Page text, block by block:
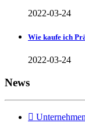
2022-03-24
Wie kaufe ich
2022-03-24
News
